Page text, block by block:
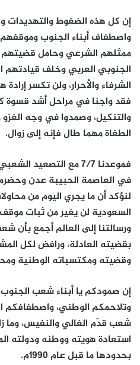
إن كل هذه الضغوط والتهديدات
واصطفاف أبناء الجنوب
ممثلهم الشرعي وحامل قضيتهم
الجنوبي العربي وخلف قيادتهم
الشرفاء والأحرار، ولن تكسر
فقد واجنا في مراحل أشد قسوة
والتنكيل، وصمدوا في وجه الغزو
الطغاة مهما طال فإنه إلى زوال.
فموعدنا 7/7 مع
في العاصمة الحبيبة عدن
لنؤكد أن ما يجري اليوم من
السعودية لن يغير من ثبات موقف
ورسالتنا إلى العالم أجمع
بقضيته العادلة، ورافض لكل
وقضيته ومكتسباته الوطنية
إن صمودكم يا أبناء شعب
وتلاحمكم الوطني، واصطفافكم
شعب قدّم الغالي والنفيس،
استعادة هويته ووطنه ودولته
بحدودها ما قبل عام 1990م.